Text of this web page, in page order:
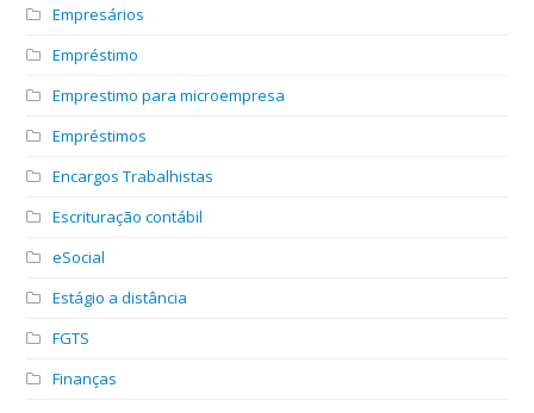
Empresários
Empréstimo
Emprestimo para microempresa
Empréstimos
Encargos Trabalhistas
Escrituração contábil
eSocial
Estágio a distância
FGTS
Finanças